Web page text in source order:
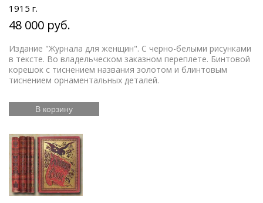
1915 г.
48 000 руб.
Издание "Журнала для женщин". С черно-белыми рисунками
в тексте. Во владельческом заказном переплете. Бинтовой
корешок с тиснением названия золотом и блинтовым
тиснением орнаментальных деталей.
В корзину